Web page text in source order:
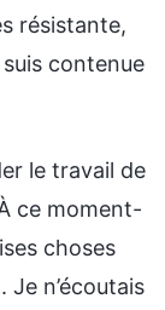
résistante,
suis contenue
le travail de
ce moment-
choses
n’écoutais